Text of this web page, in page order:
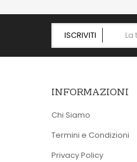
ISCRIVITI
INFORMAZIONI
Chi Siamo
Termini e Condizioni
Privacy Policy